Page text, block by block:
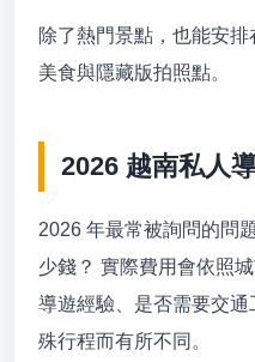
除了熱門景點，也能安
美食與隱藏版拍照點。
2026 越南私人
2026 年最常被詢問的問
少錢？ 實際費用會依照
導遊經驗、是否需要交
殊行程而有所不同。